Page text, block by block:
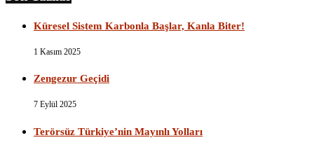
Küresel Sistem Karbonla Başlar, Kanla Biter!
1 Kasım 2025
Zengezur Geçidi
7 Eylül 2025
Terörsüz Türkiye’nin Mayınlı Yolları